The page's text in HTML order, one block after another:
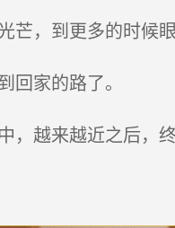
芒，到更多的时候
家的路了。
越来越近之后，